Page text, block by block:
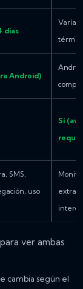
días
Varía
Android)
Sí
SMS,
uso
extras
ver ambas
cambia según el